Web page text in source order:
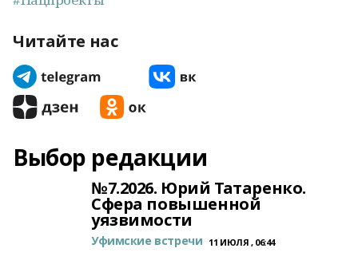
Читайте нас
Выбор редакции
№7.2026. Юрий Татаренко.
Сфера повышенной
уязвимости
Уфимские встречи 11 ИЮЛЯ , 06:44